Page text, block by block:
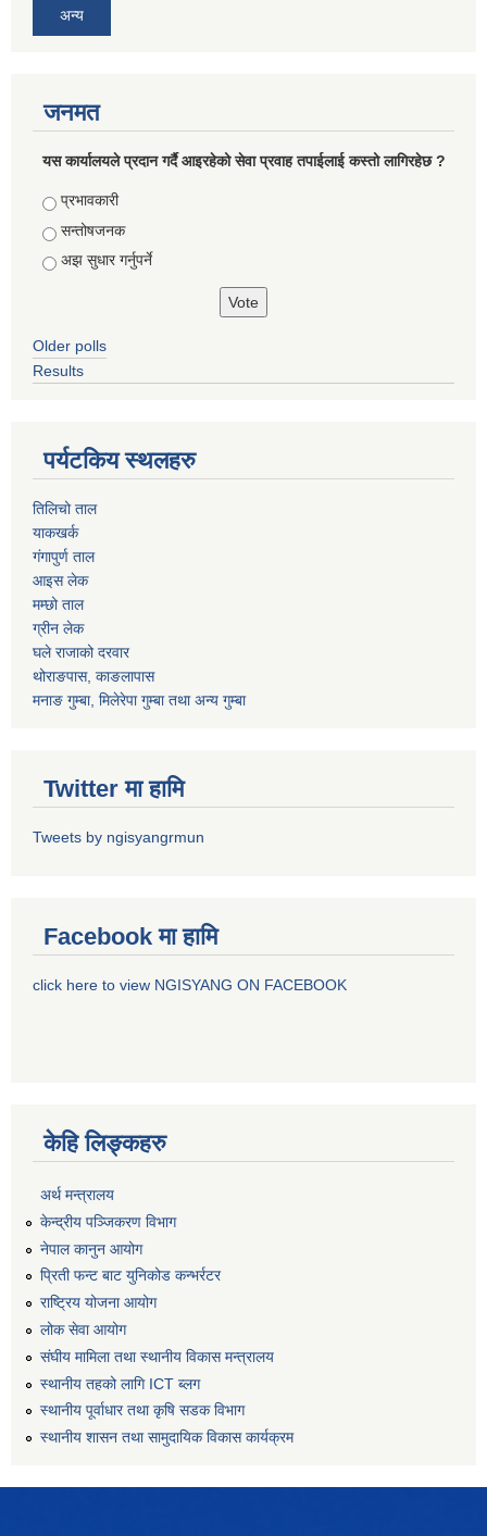
अन्य
जनमत
यस कार्यालयले प्रदान गर्दै आइरहेको सेवा प्रवाह तपाईलाई कस्तो लागिरहेछ ?
Choices
प्रभावकारी
सन्तोषजनक
अझ सुधार गर्नुपर्ने
Older polls
Results
पर्यटकिय स्थलहरु
तिलिचो ताल
याकखर्क
गंगापुर्ण ताल
आइस लेक
मम्छो ताल
ग्रीन लेक
घले राजाको दरवार
थोराङपास, काङलापास
मनाङ गुम्बा, मिलेरेपा गुम्बा तथा अन्य गुम्बा
Twitter मा हामि
Tweets by ngisyangrmun
Facebook मा हामि
click here to view NGISYANG ON FACEBOOK
केहि लिङ्कहरु
अर्थ मन्त्रालय
केन्द्रीय पञ्जिकरण विभाग
नेपाल कानुन आयोग
प्रिती फन्ट बाट युनिकोड कन्भर्रटर
राष्ट्रिय योजना आयोग
लोक सेवा आयोग
संघीय मामिला तथा स्थानीय विकास मन्त्रालय
स्थानीय तहको लागि ICT ब्लग
स्थानीय पूर्वाधार तथा कृषि सडक विभाग
स्थानीय शासन तथा सामुदायिक विकास कार्यक्रम